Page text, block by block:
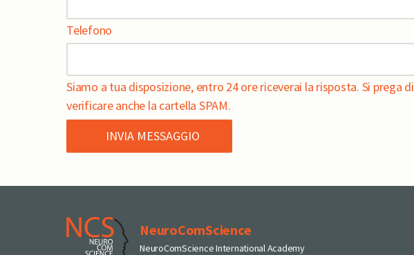
Telefono
Siamo a tua disposizione, entro 24 ore riceverai la risposta. Si prega di
verificare anche la cartella SPAM.
NeuroComScience
NeuroComScience International Academy